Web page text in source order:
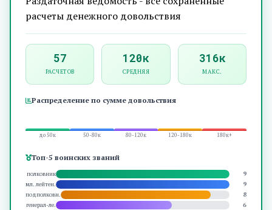
расчеты денежного довольствия
57
РАСЧЕТОВ
120к
СРЕДНЯЯ
316к
МАКС.
Распределение по сумме довольствия
до 50к 50-80к 80-120к 120-180к 180к+
Топ-5 воинских званий
полковник 9
мл. лейтен. 9
подполковн. 8
генерал-ле. 6